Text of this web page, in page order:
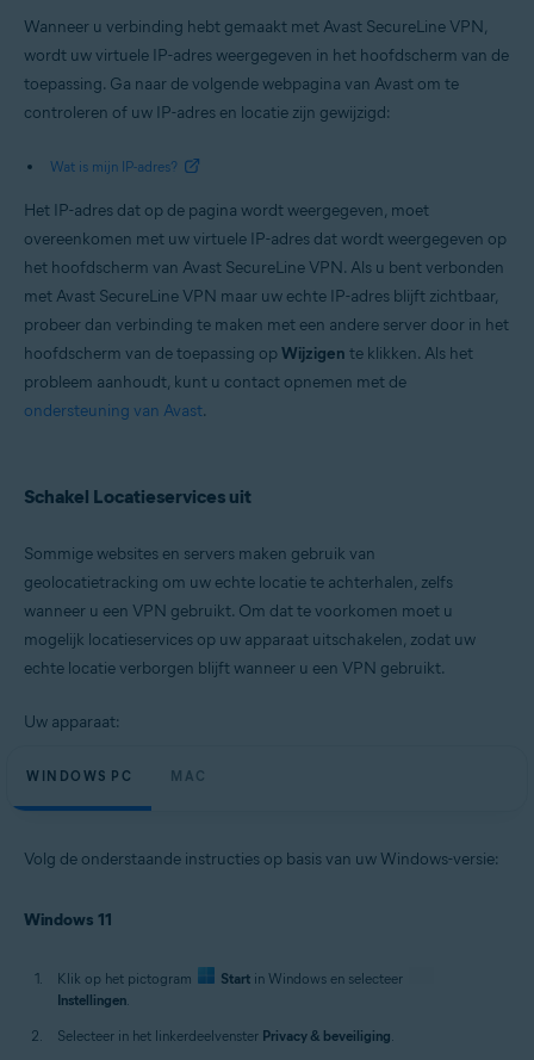
Wanneer u verbinding hebt gemaakt met Avast SecureLine VPN,
wordt uw virtuele IP-adres weergegeven in het hoofdscherm van de
toepassing. Ga naar de volgende webpagina van Avast om te
controleren of uw IP-adres en locatie zijn gewijzigd:
Wat is mijn IP-adres?
Het IP-adres dat op de pagina wordt weergegeven, moet
overeenkomen met uw virtuele IP-adres dat wordt weergegeven op
het hoofdscherm van Avast SecureLine VPN. Als u bent verbonden
met Avast SecureLine VPN maar uw echte IP-adres blijft zichtbaar,
probeer dan verbinding te maken met een andere server door in het
hoofdscherm van de toepassing opWijzigen te klikken. Als het
probleem aanhoudt, kunt u contact opnemen met de
ondersteuning van Avast.
Schakel Locatieservices uit
Sommige websites en servers maken gebruik van
geolocatietracking om uw echte locatie te achterhalen, zelfs
wanneer u een VPN gebruikt. Om dat te voorkomen moet u
mogelijk locatieservices op uw apparaat uitschakelen, zodat uw
echte locatie verborgen blijft wanneer u een VPN gebruikt.
Uw apparaat:
WINDOWS PC MAC
Volg de onderstaande instructies op basis van uw Windows-versie:
Windows 11
Klik op het pictogram Start in Windows en selecteer
Instellingen.
Selecteer in het linkerdeelvenster Privacy & beveiliging.